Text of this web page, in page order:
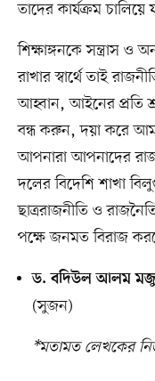
তাদের কার্যক্রম
শিক্ষাঙ্গনকে সন্ত্রাস ও
রাখার স্বার্থে তাই
আহ্বান, আইনের প্রতি
বন্ধ করুন, দয়া করে
আপনারা আপনাদের
দলের বিদেশি শাখা
ছাত্ররাজনীতি ও
পক্ষে জনমত বিরাজ
ড. বদিউল আলম
(সুজন)
*মতামত লেখকের